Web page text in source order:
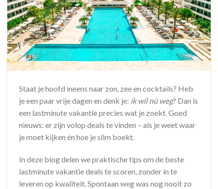
Staat je hoofd ineens naar zon, zee en cocktails? Heb
je een paar vrije dagen en denk je: ik wil nú weg? Dan is
een lastminute vakantie precies wat je zoekt. Goed
nieuws: er zijn volop deals te vinden – als je weet waar
je moet kijken én hoe je slim boekt.
In deze blog delen we praktische tips om de beste
lastminute vakantie deals te scoren, zonder in te
leveren op kwaliteit. Spontaan weg was nog nooit zo